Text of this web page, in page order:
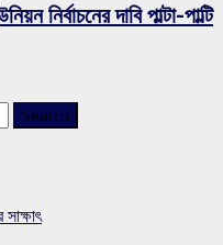
নির্বাচনের দাবি পাল্টা-পাল্টি